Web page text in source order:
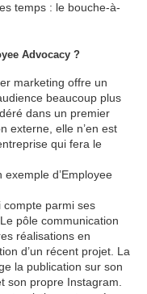
temps : le bouche-à-
Advocacy ?
marketing offre un
beaucoup plus
dans un premier
externe, elle n’en est
qui fera le
exemple d’Employee
compte parmi ses
pôle communication
réalisations en
d’un récent projet. La
la publication sur son
son propre Instagram.